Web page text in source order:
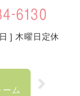
] 木曜日定休
ーム